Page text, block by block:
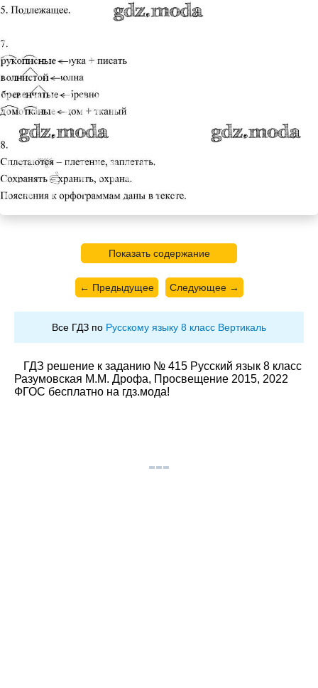
Показать содержание
← Предыдущее Следующее →
Все ГДЗ по Русскому языку 8 класс Вертикаль
ГДЗ решение к заданию № 415 Русский язык 8 класс
Разумовская М.М. Дрофа, Просвещение 2015, 2022
ФГОС бесплатно на гдз.мода!